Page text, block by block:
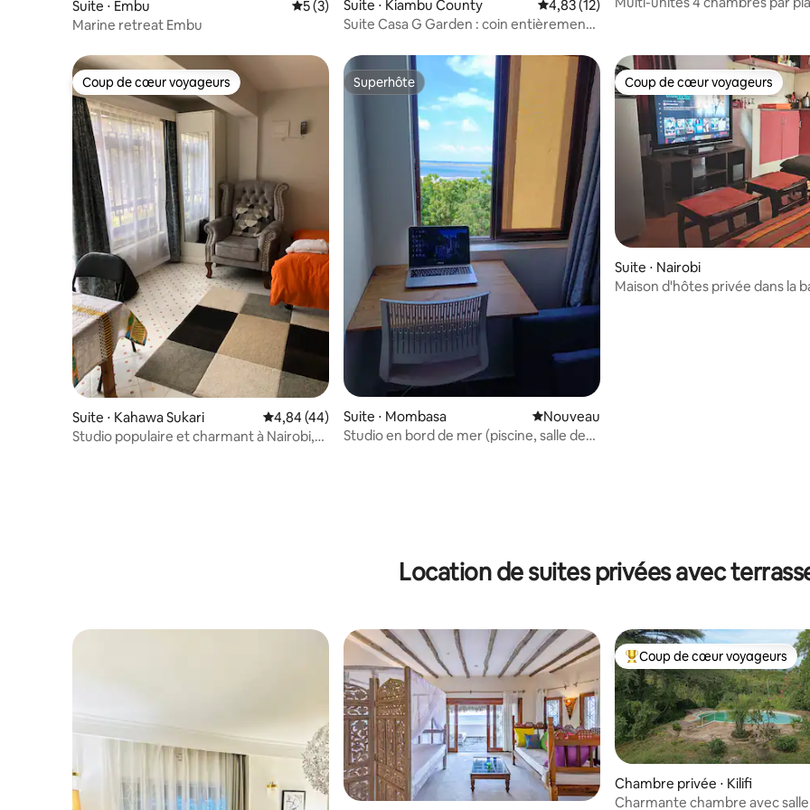
Suite ⋅ Embu Évaluation moyenne sur la base de 3 commentaires : 5 sur 5
5 (3)
Marine retreat Embu
Suite ⋅ Kiambu County Évaluation moyenne sur la base de 12
4,83 (12)
Suite Casa G Garden : coin entièrement
Coup de cœur voyageurs
Coup de cœur voyageurs
Suite ⋅ Kahawa Sukari Évaluation moyenne sur la base de 44 commentaires : 4,84 sur 5
4,84 (44)
Studio populaire et charmant à Nairobi,
Superhôte
Superhôte
Suite ⋅ Mombasa Nouvel hébergement
Nouveau
Studio en bord de mer (piscine, salle de
Coup de cœur voyageurs
Coup de cœur voyageurs
Suite ⋅ Nairobi
Maison d'hôtes privée dans la
Location de suites privées avec
Coups de cœur voyageurs les
Coup de cœur voyageurs
Chambre privée ⋅ Kilifi
Charmante chambre avec